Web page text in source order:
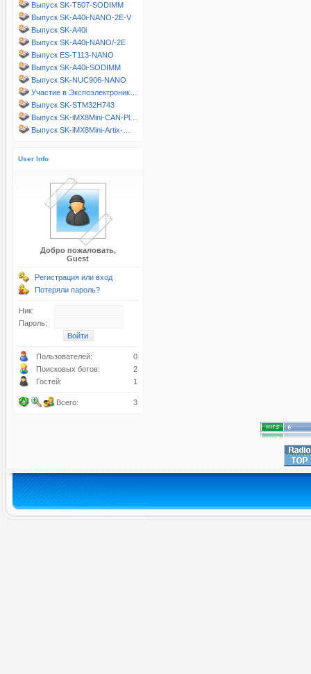
Выпуск SK-T507-SODIMM
Выпуск SK-A40i-NANO-2E-V
Выпуск SK-A40i
Выпуск SK-A40i-NANO/-2E
Выпуск ES-T113-NANO
Выпуск SK-A40i-SODIMM
Выпуск SK-NUC906-NANO
Участие в Экспоэлектроник…
Выпуск SK-STM32H743
Выпуск SK-iMX8Mini-CAN-Pl…
Выпуск SK-iMX8Mini-Artix-…
User Info
Добро пожаловать,
Guest
Регистрация или вход
Потеряли пароль?
Ник:
Пароль:
Пользователей:
0
Поисковых ботов:
2
Гостей:
1
Всего: 3